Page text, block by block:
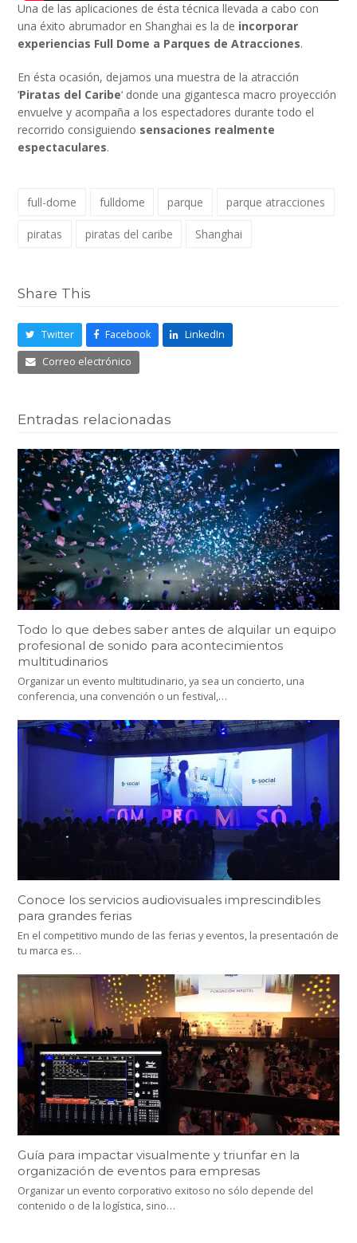
Una de las aplicaciones de ésta técnica llevada a cabo con
una éxito abrumador en Shanghai es la de incorporar
experiencias Full Dome a Parques de Atracciones.
En ésta ocasión, dejamos una muestra de la atracción
‘Piratas del Caribe‘ donde una gigantesca macro proyección
envuelve y acompaña a los espectadores durante todo el
recorrido consiguiendo sensaciones realmente
espectaculares.
full-dome fulldome parque parque atracciones
piratas piratas del caribe Shanghai
Share This
Twitter Facebook LinkedIn
Correo electrónico
Entradas relacionadas
Todo lo que debes saber antes de alquilar un equipo
profesional de sonido para acontecimientos
multitudinarios
Organizar un evento multitudinario, ya sea un concierto, una
conferencia, una convención o un festival,…
Conoce los servicios audiovisuales imprescindibles
para grandes ferias
En el competitivo mundo de las ferias y eventos, la presentación de
tu marca es…
Guía para impactar visualmente y triunfar en la
organización de eventos para empresas
Organizar un evento corporativo exitoso no sólo depende del
contenido o de la logística, sino…